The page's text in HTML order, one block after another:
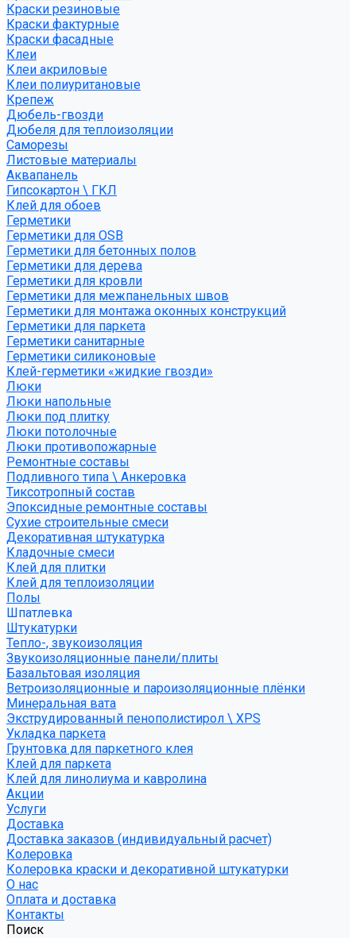
Краски резиновые
Краски фактурные
Краски фасадные
Клеи
Клеи акриловые
Клеи полиуритановые
Крепеж
Дюбель-гвозди
Дюбеля для теплоизоляции
Саморезы
Листовые материалы
Аквапанель
Гипсокартон \ ГКЛ
Клей для обоев
Герметики
Герметики для OSB
Герметики для бетонных полов
Герметики для дерева
Герметики для кровли
Герметики для межпанельных швов
Герметики для монтажа оконных конструкций
Герметики для паркета
Герметики санитарные
Герметики силиконовые
Клей-герметики «жидкие гвозди»
Люки
Люки напольные
Люки под плитку
Люки потолочные
Люки противопожарные
Ремонтные составы
Подливного типа \ Анкеровка
Тиксотропный состав
Эпоксидные ремонтные составы
Сухие строительные смеси
Декоративная штукатурка
Кладочные смеси
Клей для плитки
Клей для теплоизоляции
Полы
Шпатлевка
Штукатурки
Тепло-, звукоизоляция
Звукоизоляционные панели/плиты
Базальтовая изоляция
Ветроизоляционные и пароизоляционные плёнки
Минеральная вата
Экструдированный пенополистирол \ XPS
Укладка паркета
Грунтовка для паркетного клея
Клей для паркета
Клей для линолиума и кавролина
Акции
Услуги
Доставка
Доставка заказов (индивидуальный расчет)
Колеровка
Колеровка краски и декоративной штукатурки
О нас
Оплата и доставка
Контакты
Поиск